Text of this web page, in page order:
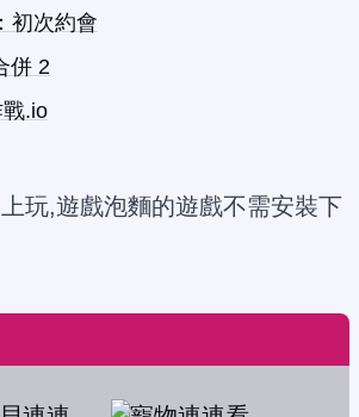
初次約會
併 2
.io
玩,遊戲泡麵的遊戲不需安裝下